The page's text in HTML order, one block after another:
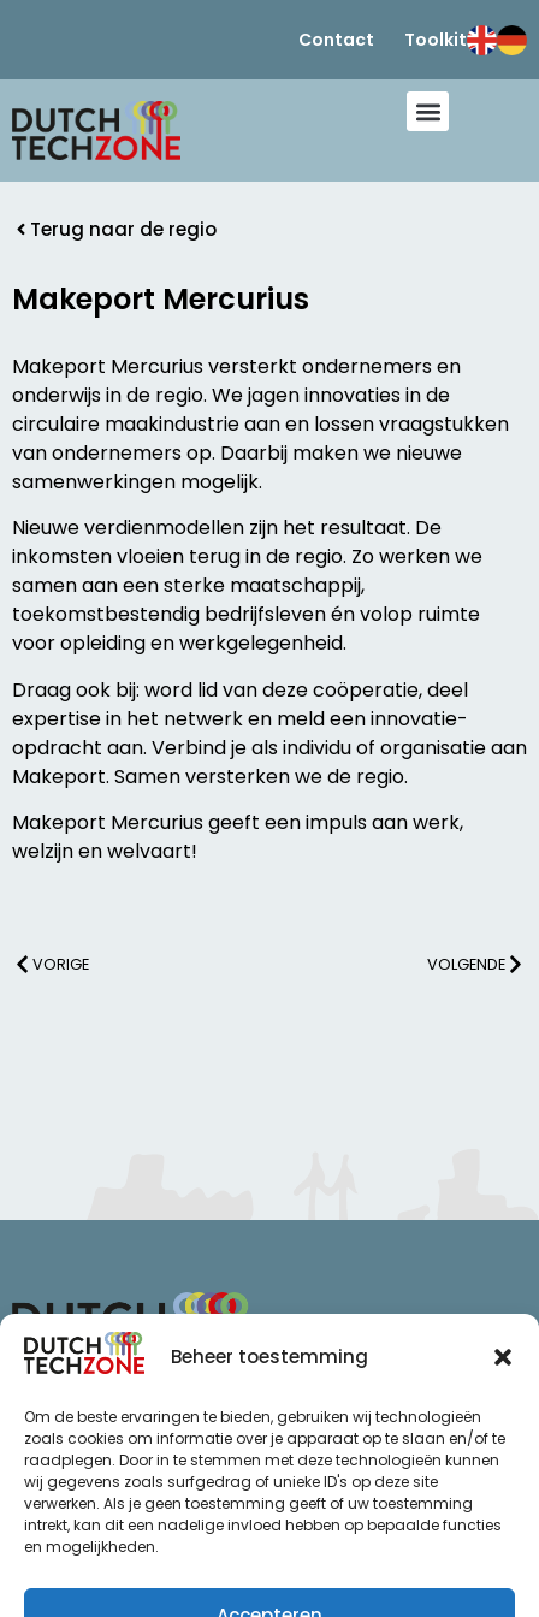
Beheer toestemming
Om de beste ervaringen te bieden, gebruiken wij technologieën
zoals cookies om informatie over je apparaat op te slaan en/of te
raadplegen. Door in te stemmen met deze technologieën kunnen
wij gegevens zoals surfgedrag of unieke ID's op deze site
verwerken. Als je geen toestemming geeft of uw toestemming
intrekt, kan dit een nadelige invloed hebben op bepaalde functies
en mogelijkheden.
Contact Toolkit
Terug naar de regio
Makeport Mercurius
Makeport Mercurius versterkt ondernemers en
onderwijs in de regio. We jagen innovaties in de
circulaire maakindustrie aan en lossen vraagstukken
van ondernemers op. Daarbij maken we nieuwe
samenwerkingen mogelijk.
Nieuwe verdienmodellen zijn het resultaat. De
inkomsten vloeien terug in de regio. Zo werken we
samen aan een sterke maatschappij,
toekomstbestendig bedrijfsleven én volop ruimte
voor opleiding en werkgelegenheid.
Draag ook bij: word lid van deze coöperatie, deel
expertise in het netwerk en meld een innovatie-
opdracht aan. Verbind je als individu of organisatie aan
Makeport. Samen versterken we de regio.
Makeport Mercurius geeft een impuls aan werk,
welzijn en welvaart!
VORIGE VOLGENDE
7811 KL Emmen
+31 (0)85 065 72 47
info@dutchtechzone.nl
Ga naar
De regio
Over ons
.
Algemene voorwaarden